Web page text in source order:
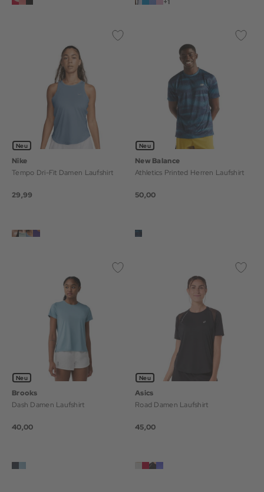
Neu
Nike
Tempo Dri-Fit Damen Laufshirt
29,99
Neu
New Balance
Athletics Printed Herren Laufshirt
50,00
Neu
Brooks
Dash Damen Laufshirt
40,00
Neu
Asics
Road Damen Laufshirt
45,00